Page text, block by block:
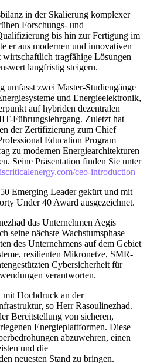
in der Skalierung komplexer
Forschungs- und
bis hin zur Fertigung im
er aus modernen und innovativen
wirtschaftlich tragfähige Lösungen
langfristig steigern.
umfasst zwei Master-Studiengänge
und Energieelektronik,
auf hybriden dezentralen
Führungslehrgang. Zuletzt hat
der Zertifizierung zum Chief
Education Program
zu modernen Energiearchitekturen
Seine Präsentation finden Sie unter
ceo-introduction
Emerging Leader gekürt und mit
Under 40 Award ausgezeichnet.
das Unternehmen Aegis
seine nächste Wachstumsphase
des Unternehmens auf dem Gebiet
resilienten Mikronetze, SMR-
Cybersicherheit für
verantworten.
mit Hochdruck an der
so Herr Rasoulinezhad.
Bereitstellung von sicheren,
Energieplattformen. Diese
abzuwehren, einen
und die
neuesten Stand zu bringen.